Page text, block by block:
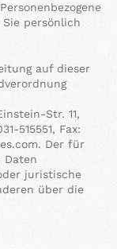
persönlich
auf dieser
Str. 11,
515551, Fax:
Der für
Daten
juristische
über die